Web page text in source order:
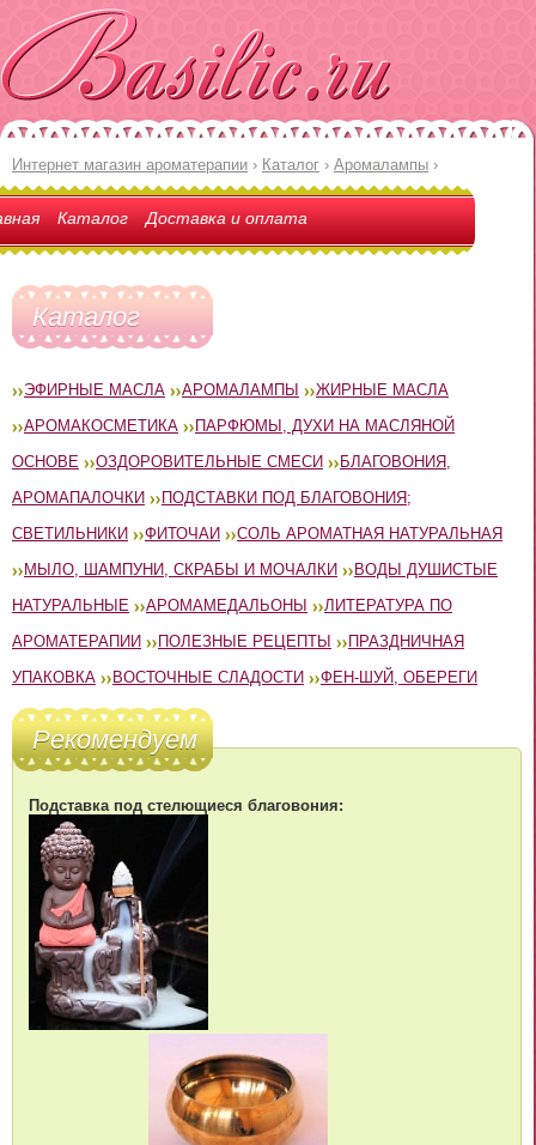
Интернет магазин ароматерапии › Каталог › Аромалампы ›
Каталог Доставка и оплата
Каталог
ЭФИРНЫЕ МАСЛА АРОМАЛАМПЫ
ЖИРНЫЕ МАСЛА
АРОМАКОСМЕТИКА
ПАРФЮМЫ, ДУХИ НА МАСЛЯНОЙ
ОСНОВЕ
ОЗДОРОВИТЕЛЬНЫЕ СМЕСИ
БЛАГОВОНИЯ,
АРОМАПАЛОЧКИ
ПОДСТАВКИ ПОД БЛАГОВОНИЯ;
СВЕТИЛЬНИКИ
ФИТОЧАИ
СОЛЬ АРОМАТНАЯ НАТУРАЛЬНАЯ
МЫЛО, ШАМПУНИ, СКРАБЫ И МОЧАЛКИ
ВОДЫ ДУШИСТЫЕ
НАТУРАЛЬНЫЕ
АРОМАМЕДАЛЬОНЫ
ЛИТЕРАТУРА ПО
АРОМАТЕРАПИИ
ПОЛЕЗНЫЕ РЕЦЕПТЫ
ПРАЗДНИЧНАЯ
УПАКОВКА
ВОСТОЧНЫЕ СЛАДОСТИ ФЕН-ШУЙ, ОБЕРЕГИ
Рекомендуем
Подставка под стелющиеся благовония: